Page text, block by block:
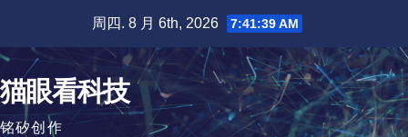
内
容
周四. 8 月 6th, 2026 7:41:40 AM
猫眼看科技
铭矽创作